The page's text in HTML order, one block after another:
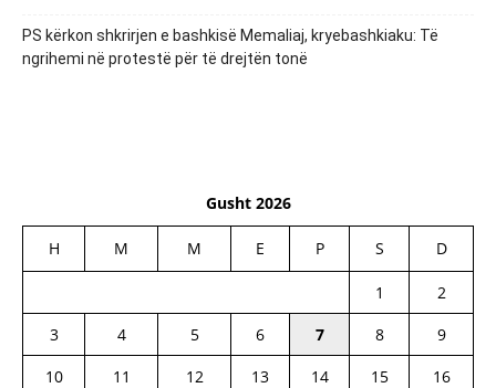
PS kërkon shkrirjen e bashkisë Memaliaj, kryebashkiaku: Të
ngrihemi në protestë për të drejtën tonë
Gusht 2026
H M M E P S D
1
2
3
4 5 6 7 8
9
10
11 12 13 14 15
16